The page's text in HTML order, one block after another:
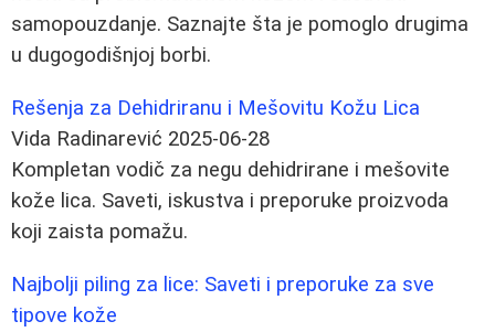
samopouzdanje. Saznajte šta je pomoglo drugima
u dugogodišnjoj borbi.
Rešenja za Dehidriranu i Mešovitu Kožu Lica
Vida Radinarević 2025-06-28
Kompletan vodič za negu dehidrirane i mešovite
kože lica. Saveti, iskustva i preporuke proizvoda
koji zaista pomažu.
Najbolji piling za lice: Saveti i preporuke za sve
tipove kože